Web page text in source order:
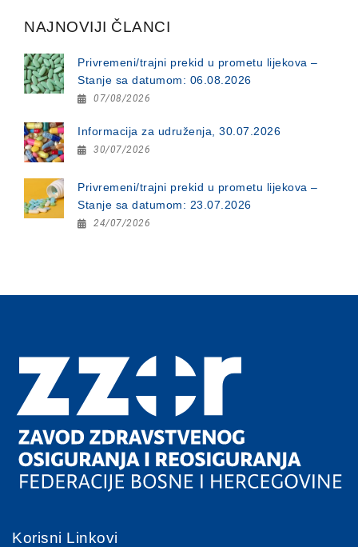
NAJNOVIJI ČLANCI
Privremeni/trajni prekid u prometu lijekova –
Stanje sa datumom: 06.08.2026
07/08/2026
Informacija za udruženja, 30.07.2026
30/07/2026
Privremeni/trajni prekid u prometu lijekova –
Stanje sa datumom: 23.07.2026
24/07/2026
Korisni Linkovi